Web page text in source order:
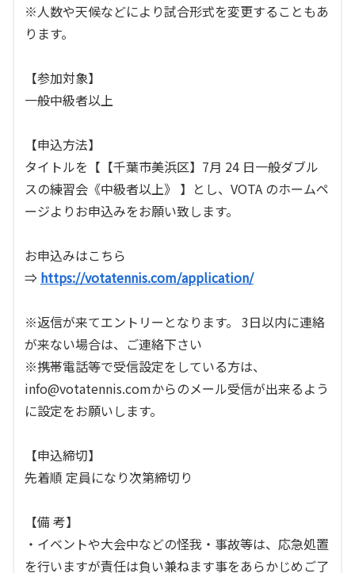
※人数や天候などにより試合形式を変更することもあ
ります。
【参加対象】
一般中級者以上
【申込方法】
タイトルを【【千葉市美浜区】7月 24 日一般ダブル
スの練習会《中級者以上》 】とし、VOTA のホームペ
ージよりお申込みをお願い致します。
お申込みはこちら
⇒ https://votatennis.com/application/
※返信が来てエントリーとなります。 3日以内に連絡
が来ない場合は、ご連絡下さい
※携帯電話等で受信設定をしている方は、
info@votatennis.comからのメール受信が出来るよう
に設定をお願いします。
【申込締切】
先着順 定員になり次第締切り
【備 考】
・イベントや大会中などの怪我・事故等は、応急処置
を行いますが責任は負い兼ねます事をあらかじめご了